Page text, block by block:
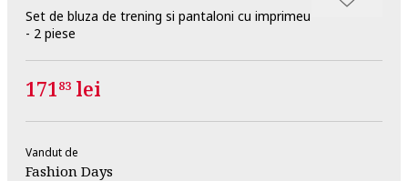
Set de bluza de trening si pantaloni cu imprimeu
- 2 piese
17183 lei
Vandut de
Fashion Days